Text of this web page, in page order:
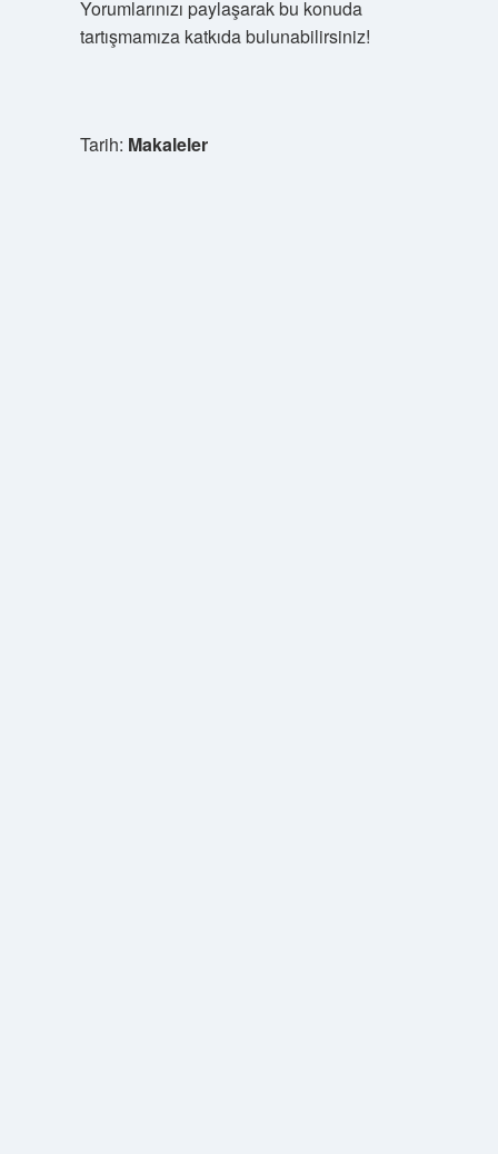
Yorumlarınızı paylaşarak bu konuda
tartışmamıza katkıda bulunabilirsiniz!
Tarih: Makaleler